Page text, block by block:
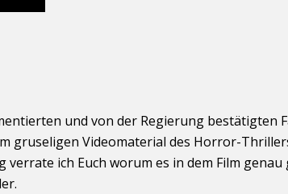
und von der Regierung bestätigten
gruseligen Videomaterial des Horror-
verrate ich Euch worum es in dem Film genau